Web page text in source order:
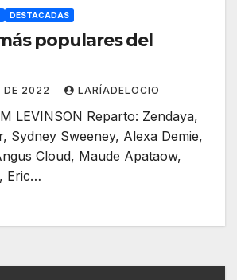
DESTACADAS
populares del
DE 2022 LARÍADELOCIO
LEVINSON Reparto: Zendaya,
Sydney Sweeney, Alexa Demie,
Cloud, Maude Apataow,
Eric…